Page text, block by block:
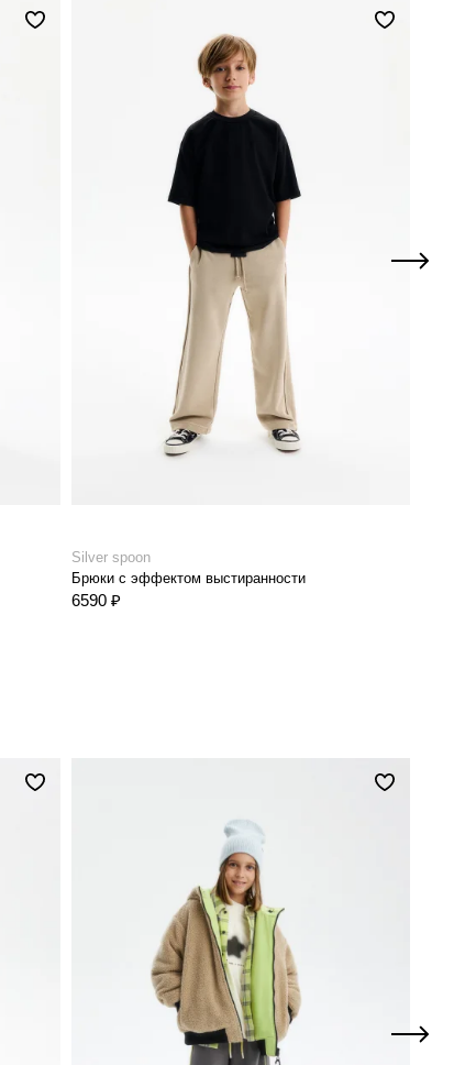
Silver spoon
Брюки с эффектом выстиранности
6590 ₽